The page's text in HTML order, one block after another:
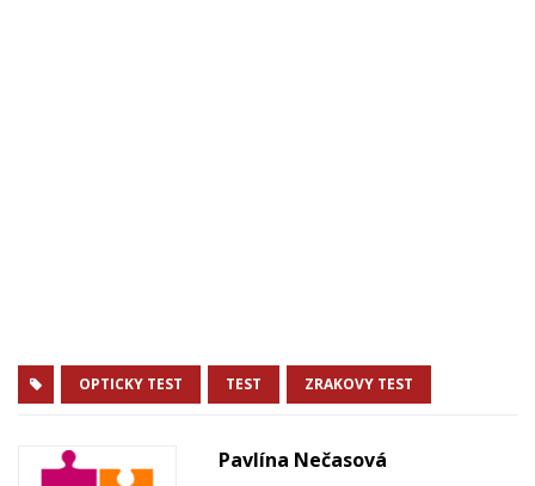
OPTICKY TEST TEST ZRAKOVY TEST
Pavlína Nečasová